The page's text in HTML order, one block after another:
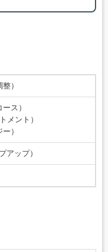
）
ス）
メント）
）
アップ）